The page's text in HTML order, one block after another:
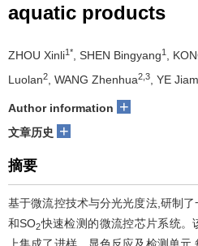
aquatic products
ZHOU Xinli1* , SHEN Bingyang1 ,
Luolan2 , WANG Zhenhua2,3 , YE
Author information +
文章历史 +
摘要
基于微流控技术与分光光度法,研制
和SO2快速检测的微流控芯片系统。